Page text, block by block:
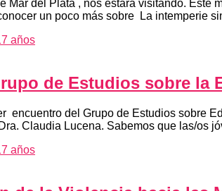
Mar del Plata , nos estará visitando.
un poco más sobre La intemperie
años
de Estudios sobre la
encuentro del Grupo de Estudios sobre
Claudia Lucena. Sabemos que las/os
años